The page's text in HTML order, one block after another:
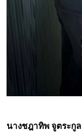
นางชฎาทิพ จูตระกูล